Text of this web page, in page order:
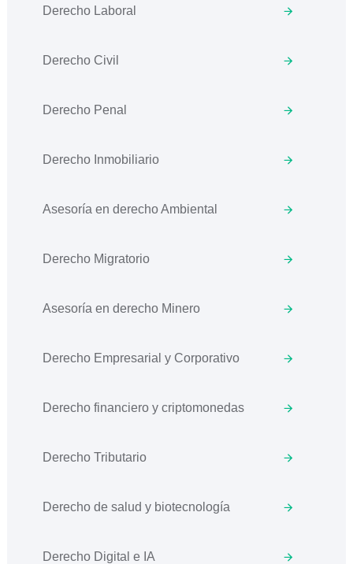
Derecho Laboral
Derecho Civil
Derecho Penal
Derecho Inmobiliario
Asesoría en derecho Ambiental
Derecho Migratorio
Asesoría en derecho Minero
Derecho Empresarial y Corporativo
Derecho financiero y criptomonedas
Derecho Tributario
Derecho de salud y biotecnología
Derecho Digital e IA